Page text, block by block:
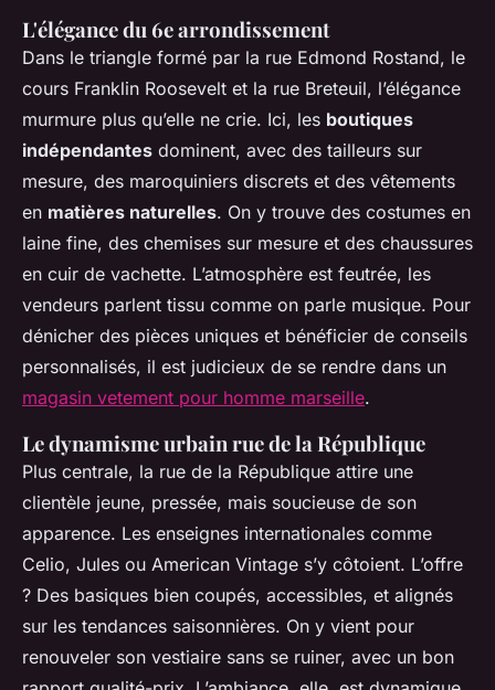
L'élégance du 6e arrondissement
Dans le triangle formé par la rue Edmond Rostand, le
cours Franklin Roosevelt et la rue Breteuil, l’élégance
murmure plus qu’elle ne crie. Ici, les boutiques
indépendantes dominent, avec des tailleurs sur
mesure, des maroquiniers discrets et des vêtements
en matières naturelles. On y trouve des costumes en
laine fine, des chemises sur mesure et des chaussures
en cuir de vachette. L’atmosphère est feutrée, les
vendeurs parlent tissu comme on parle musique. Pour
dénicher des pièces uniques et bénéficier de conseils
personnalisés, il est judicieux de se rendre dans un
magasin vetement pour homme marseille.
Le dynamisme urbain rue de la République
Plus centrale, la rue de la République attire une
clientèle jeune, pressée, mais soucieuse de son
apparence. Les enseignes internationales comme
Celio, Jules ou American Vintage s’y côtoient. L’offre
? Des basiques bien coupés, accessibles, et alignés
sur les tendances saisonnières. On y vient pour
renouveler son vestiaire sans se ruiner, avec un bon